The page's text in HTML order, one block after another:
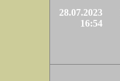
28.07.2023
16:54